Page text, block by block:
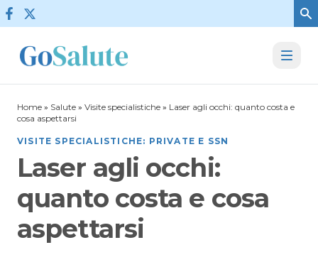
Vai al contenuto
Home » Salute » Visite specialistiche » Laser agli occhi: quanto costa e
cosa aspettarsi
VISITE SPECIALISTICHE: PRIVATE E SSN
Laser agli occhi:
quanto costa e cosa
aspettarsi